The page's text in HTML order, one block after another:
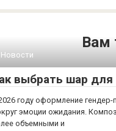
Вам
Новости
выбрать шар для
году оформление гендер-
эмоции ожидания.
объемными и